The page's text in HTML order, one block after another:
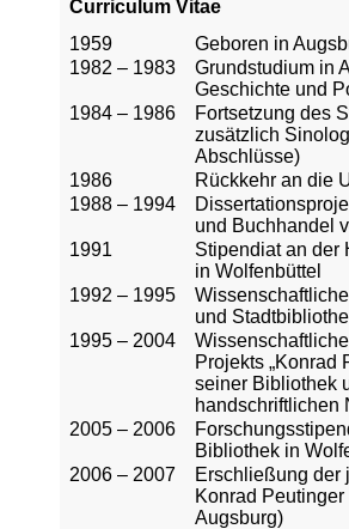
Curriculum Vitae
1959
Geboren in
1982 – 1983
Grundstudium in
Geschichte und
1984 – 1986
Fortsetzung des
zusätzlich
Abschlüsse)
1986
Rückkehr an die
1988 – 1994
und Buchhandel
1991
Stipendiat an der
in Wolfenbüttel
1992 – 1995
und
1995 – 2004
Projekts „Konrad
seiner Bibliothek
handschriftlichen
2005 – 2006
Bibliothek in
2006 – 2007
Erschließung der
Konrad
Augsburg)